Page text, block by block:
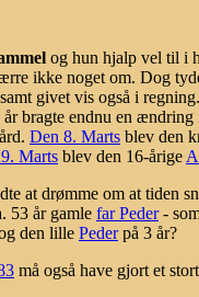
og hun hjalp vel til i
ikke noget om. Dog
givet vis også i
bragte endnu en
Den 8. Marts blev den
Marts blev den 16-årige
at drømme om at tiden
53 år gamle far Peder-
den lille Pederpå 3 år?
må også have gjort et